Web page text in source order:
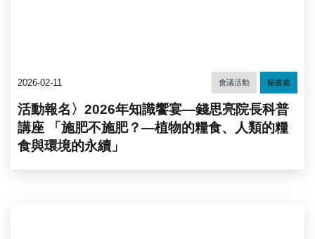
2026-02-11 會議活動 秘書處
活動報名〉2026年知識饗宴—錢思亮院長科普
講座 「施肥不施肥？—植物的糧食、人類的糧
食與環境的永續」